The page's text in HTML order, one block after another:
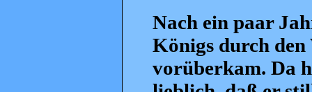
Nach ein paar
Königs durch
vorüberkam. Da